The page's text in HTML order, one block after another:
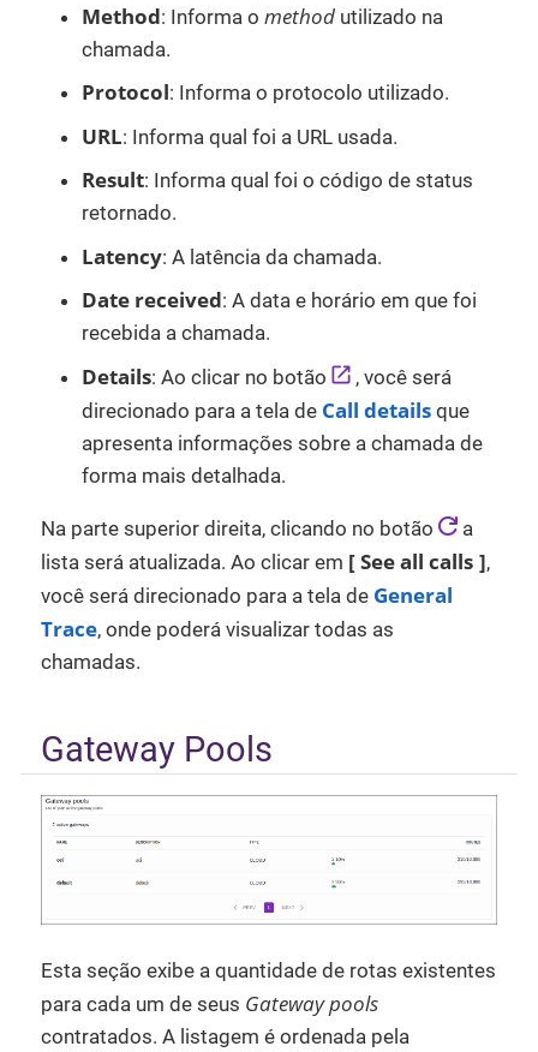
Method: Informa o method utilizado na
chamada.
Protocol: Informa o protocolo utilizado.
URL: Informa qual foi a URL usada.
Result: Informa qual foi o código de status
retornado.
Latency: A latência da chamada.
Date received: A data e horário em que foi
recebida a chamada.
Details: Ao clicar no botão
, você será
direcionado para a tela de Call details que
apresenta informações sobre a chamada de
forma mais detalhada.
Na parte superior direita, clicando no botão
a
lista será atualizada. Ao clicar em
See all calls ,
você será direcionado para a tela de General
Trace, onde poderá visualizar todas as
chamadas.
Gateway Pools
Esta seção exibe a quantidade de rotas existentes
para cada um de seus Gateway pools
contratados. A listagem é ordenada pela